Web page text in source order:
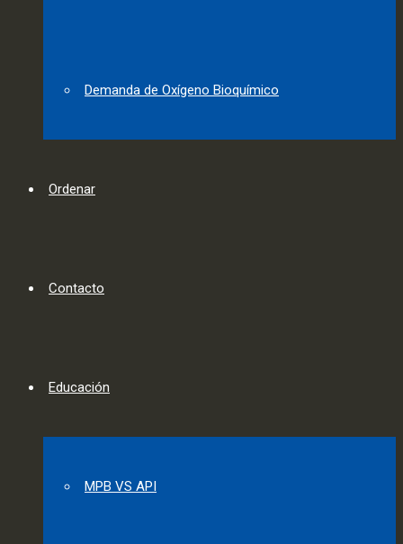
Demanda de Oxígeno Bioquímico
Ordenar
Contacto
Educación
MPB VS API